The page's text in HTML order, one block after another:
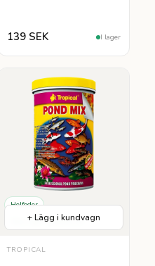
139 SEK I lager
Helfoder
Naturliga Ingredienser
+ Lägg i kundvagn
TROPICAL